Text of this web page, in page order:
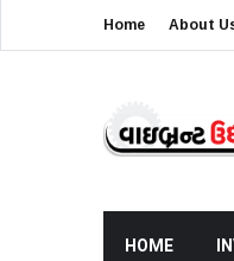
Home About
HOME